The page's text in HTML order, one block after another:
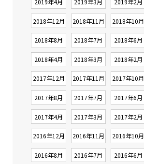
2019年4月 2019年3月 2019年2月
2018年12月 2018年11月 2018年10月
2018年8月 2018年7月 2018年6月
2018年4月 2018年3月 2018年2月
2017年12月 2017年11月 2017年10月
2017年8月 2017年7月 2017年6月
2017年4月 2017年3月 2017年2月
2016年12月 2016年11月 2016年10月
2016年8月 2016年7月 2016年6月